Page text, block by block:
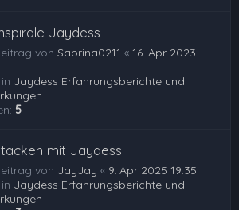
Jaydess
von Sabrina0211 « 16. Apr 2023
Jaydess Erfahrungsberichte und
5
mit Jaydess
von JayJay « 9. Apr 2025 19:35
Jaydess Erfahrungsberichte und